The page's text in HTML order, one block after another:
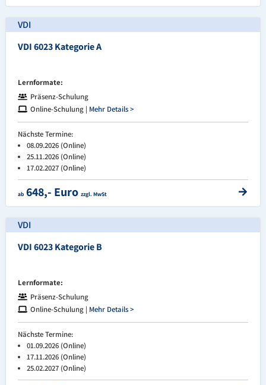
VDI
VDI 6023 Kategorie A
Lernformate:
Präsenz-Schulung
Online-Schulung | Mehr Details >
Nächste Termine:
08.09.2026 (Online)
25.11.2026 (Online)
17.02.2027 (Online)
ab 648,- Euro zzgl. MwSt
VDI
VDI 6023 Kategorie B
Lernformate:
Präsenz-Schulung
Online-Schulung | Mehr Details >
Nächste Termine:
01.09.2026 (Online)
17.11.2026 (Online)
25.02.2027 (Online)